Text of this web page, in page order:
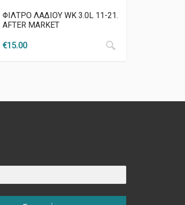
ΦΙΛΤΡΟ ΛΑΔΙΟΥ WK 3.0L 11-21.
AFTER MARKET
€15.00